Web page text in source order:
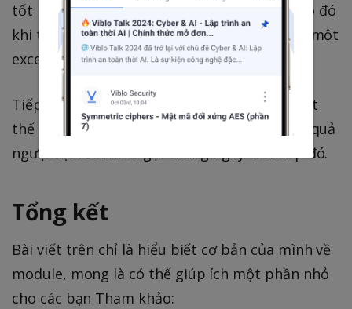
tốt nhưng baz lại là một instance method dó đó
khi ta gọi Foo.baz thì lập tức ruby sẽ bắn ra một
exception là NoMethodError.
Tiếp theo ta sẽ gọi hai method trên trên một
thể hiện của lớp (Foo.new) thì ta sẽ thấy kết quả
ngược lại với khi ta gọi chúng ngay trên lớp đó.
Tổng kết
Bài viết trên chỉ là hiểu biết cơ bản của mình về
module, mong là có thể giúp ích một phần nhỏ
cho các bạn Tham khảo: